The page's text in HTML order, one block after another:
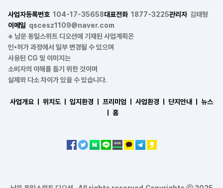
사업자등록번호 104-17-35658대표전화 1877-3225관리자 김태형
이메일 qscesz1109@naver.com
※ 남문 동일스위트 디오션에 기재된 사업계획은
인•허가 과정에서 일부 변경될 수 있으며
사용된 CG 및 이미지는
소비자의 이해를 돕기 위한 것이며
실제와 다소 차이가 있을 수 있습니다.
사업개요 ㅣ 위치도 ㅣ 입지환경 ㅣ 프리미엄 ㅣ 사업환경 ㅣ 단지안내 ㅣ
뉴스
홈